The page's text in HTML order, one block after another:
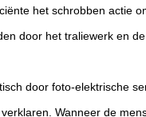
het schrobben actie
door het traliewerk en
door foto-elektrische
Wanneer de